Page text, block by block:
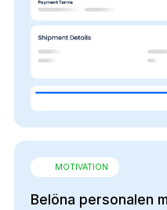
MOTIVATION
Belöna personalen